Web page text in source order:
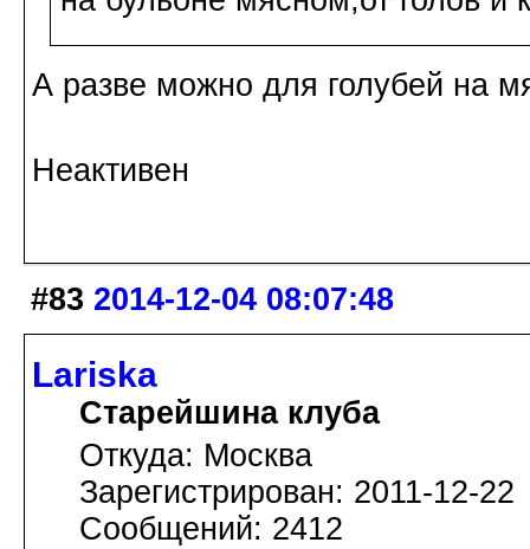
А разве можно для голубей на
Неактивен
#83 2014-12-04 08:07:48
Lariska
Старейшина клуба
Откуда: Москва
Зарегистрирован: 2011-12-22
Сообщений: 2412